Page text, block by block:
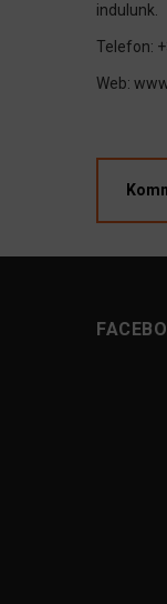
indulunk.
Telefon:
Web: